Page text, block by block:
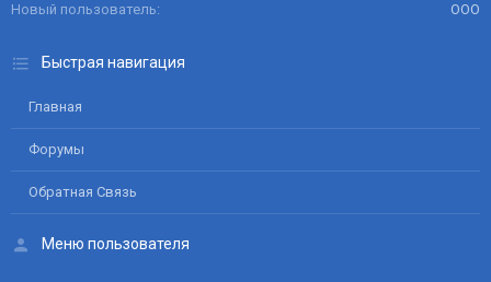
Новый пользователь
ООО
Быстрая навигация
Главная
Форумы
Обратная Связь
Меню пользователя